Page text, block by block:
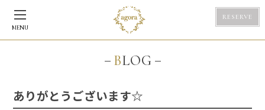
MENU
RESERVE
BLOG
ありがとうございます☆